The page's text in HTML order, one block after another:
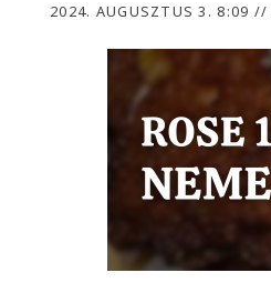
2024. AUGUSZTUS 3. 8:09 //